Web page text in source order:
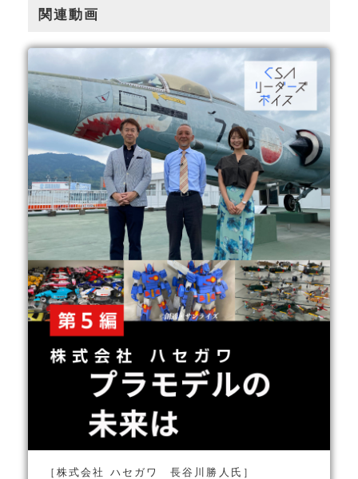
関連動画
［株式会社 ハセガワ 長谷川勝人氏］